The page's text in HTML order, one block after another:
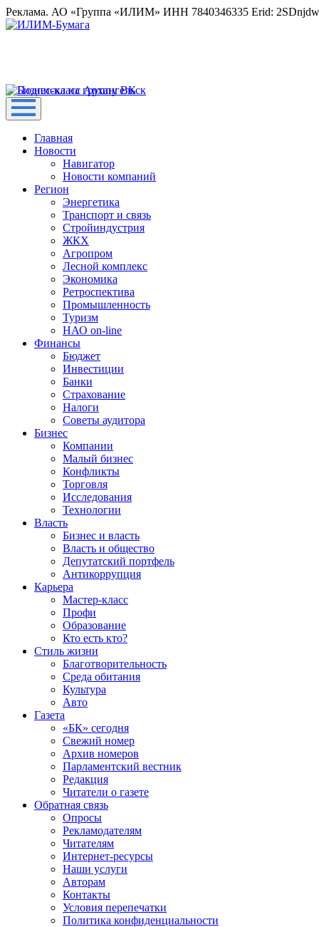
Реклама. АО «Группа «ИЛИМ» ИНН 7840346335 Erid:
Главная
Новости
Навигатор
Новости компаний
Регион
Энергетика
Транспорт и связь
Стройиндустрия
ЖКХ
Агропром
Лесной комплекс
Экономика
Ретроспектива
Промышленность
Туризм
НАО on-line
Финансы
Бюджет
Инвестиции
Банки
Страхование
Налоги
Советы аудитора
Бизнес
Компании
Малый бизнес
Конфликты
Торговля
Исследования
Технологии
Власть
Бизнес и власть
Власть и общество
Депутатский портфель
Антикоррупция
Карьера
Мастер-класс
Профи
Образование
Кто есть кто?
Стиль жизни
Благотворительность
Среда обитания
Культура
Авто
Газета
«БК» сегодня
Свежий номер
Архив номеров
Парламентский вестник
Редакция
Читатели о газете
Обратная связь
Опросы
Рекламодателям
Читателям
Интернет-ресурсы
Наши услуги
Авторам
Контакты
Условия перепечатки
Политика конфиденциальности